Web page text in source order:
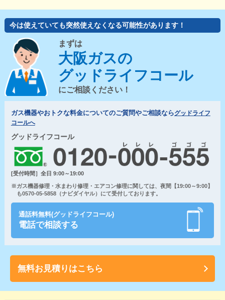
今は使えていても突然使えなくなる可能性があります！
まずは
大阪ガスの
グッドライフコール
にご相談ください！
ガス機器やおトクな料金についてのご質問やご相談ならグッドライフ
コールへ
グッドライフコール
[受付時間］全日 9:00～19:00
※ガス機器修理・水まわり修理・エアコン修理に関しては、夜間【19:00～9:00】
も0570-05-5858（ナビダイヤル）にて受付しております。
通話料無料(グッドライフコール)
電話で相談する
無料お見積りはこちら